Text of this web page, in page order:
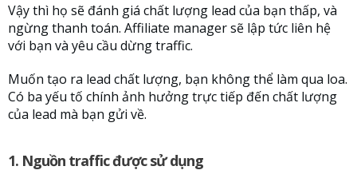
Vậy thì họ sẽ đánh giá chất lượng lead của bạn thấp, và
ngừng thanh toán. Affiliate manager sẽ lập tức liên hệ
với bạn và yêu cầu dừng traffic.
Muốn tạo ra lead chất lượng, bạn không thể làm qua loa.
Có ba yếu tố chính ảnh hưởng trực tiếp đến chất lượng
của lead mà bạn gửi về.
1. Nguồn traffic được sử dụng